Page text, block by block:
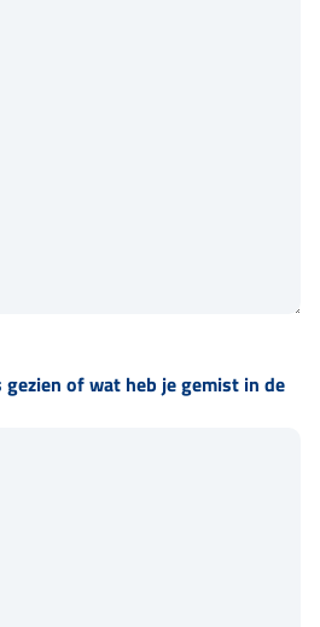
of wat heb je gemist in de